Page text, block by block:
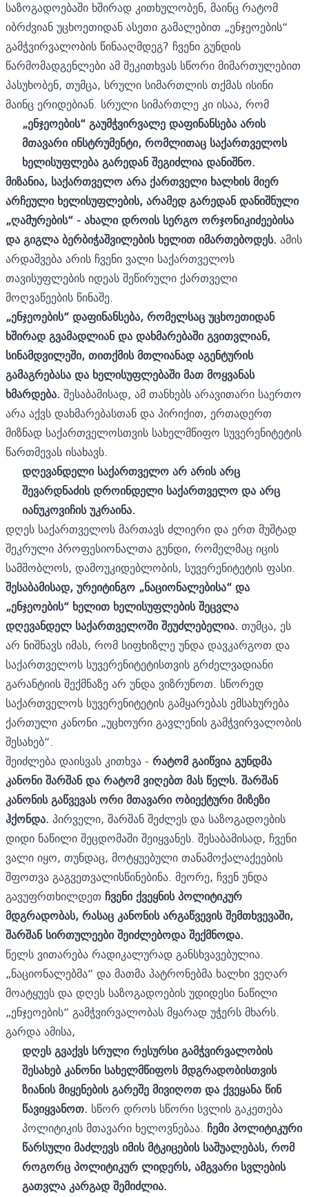
საზოგადოებაში ხშირად კითხულობენ, მაინც რატომ
იბრძვიან უცხოეთიდან ასეთი გამალებით „ენჯეოების“
გამჭვირვალობის წინააღმდეგ? ჩვენი გუნდის
წარმომადგენლები ამ შეკითხვას სწორი მიმართულებით
პასუხობენ, თუმცა, სრული სიმართლის თქმას ისინი
მაინც ერიდებიან. სრული სიმართლე კი ისაა, რომ
„ენჯეოების“ გაუმჭვირვალე დაფინანსება არის
მთავარი ინსტრუმენტი, რომლითაც საქართველოს
ხელისუფლება გარედან შეგიძლია დანიშნო.
მიზანია, საქართველო არა ქართველი ხალხის მიერ
არჩეული ხელისუფლების, არამედ გარედან დანიშნული
„ღამურების“ - ახალი დროის სერგო ორჯონიკიძეებისა
და გიგლა ბერბიჭაშვილების ხელით იმართებოდეს. ამის
არდაშვება არის ჩვენი ვალი საქართველოს
თავისუფლების იდეას შეწირული ქართველი
მოღვაწეების წინაშე.
„ენჯეოების“ დაფინანსება, რომელსაც უცხოეთიდან
ხშირად გვამადლიან და დახმარებაში გვითვლიან,
სინამდვილეში, თითქმის მთლიანად აგენტურის
გამაგრებასა და ხელისუფლებაში მათ მოყვანას
ხმარდება. შესაბამისად, ამ თანხებს არავითარი საერთო
არა აქვს დახმარებასთან და პირიქით, ერთადერთ
მიზნად საქართველოსთვის სახელმწიფო სუვერენიტეტის
წართმევას ისახავს.
დღევანდელი საქართველო არ არის არც
შევარდნაძის დროინდელი საქართველო და არც
იანუკოვიჩის უკრაინა.
დღეს საქართველოს მართავს ძლიერი და ერთ მუშტად
შეკრული პროფესიონალთა გუნდი, რომელმაც იცის
სამშობლოს, დამოუკიდებლობის, სუვერენიტეტის ფასი.
შესაბამისად, ურეიტინგო „ნაციონალებისა“ და
„ენჯეოების“ ხელით ხელისუფლების შეცვლა
დღევანდელ საქართველოში შეუძლებელია. თუმცა, ეს
არ ნიშნავს იმას, რომ სიფხიზლე უნდა დავკარგოთ და
საქართველოს სუვერენიტეტისთვის გრძელვადიანი
გარანტიის შექმნაზე არ უნდა ვიზრუნოთ. სწორედ
საქართველოს სუვერენიტეტის გამყარებას ემსახურება
ქართული კანონი „უცხოური გავლენის გამჭვირვალობის
შესახებ“.
შეიძლება დაისვას კითხვა - რატომ გაიწვია გუნდმა
კანონი შარშან და რატომ ვიღებთ მას წელს. შარშან
კანონის გაწვევას ორი მთავარი ობიექტური მიზეზი
ჰქონდა. პირველი, შარშან შეძლეს და საზოგადოების
დიდი ნაწილი შეცდომაში შეიყვანეს. შესაბამისად, ჩვენი
ვალი იყო, თუნდაც, მოტყუებული თანამოქალაქეების
შფოთვა გაგვეთვალისწინებინა. მეორე, ჩვენ უნდა
გავუფრთხილდეთ ჩვენი ქვეყნის პოლიტიკურ
მდგრადობას, რასაც კანონის არგაწვევის შემთხვევაში,
შარშან სირთულეები შეიძლებოდა შექმნოდა.
წელს ვითარება რადიკალურად განსხვავებულია.
„ნაციონალებმა“ და მათმა პატრონებმა ხალხი ვეღარ
მოატყუეს და დღეს საზოგადოების უდიდესი ნაწილი
„ენჯეოების“ გამჭვირვალობას მყარად უჭერს მხარს.
გარდა ამისა,
დღეს გვაქვს სრული რესურსი გამჭვირვალობის
შესახებ კანონი სახელმწიფოს მდგრადობისთვის
ზიანის მიყენების გარეშე მივიღოთ და ქვეყანა წინ
წავიყვანოთ. სწორ დროს სწორი სვლის გაკეთება
პოლიტიკის მთავარი ხელოვნებაა. ჩემი პოლიტიკური
წარსული მაძლევს იმის მტკიცების საშუალებას, რომ
როგორც პოლიტიკურ ლიდერს, ამგვარი სვლების
გათვლა კარგად შემიძლია.